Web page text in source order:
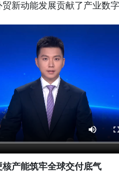
新动能发展贡献了产业数字
核产能筑牢全球交付底气